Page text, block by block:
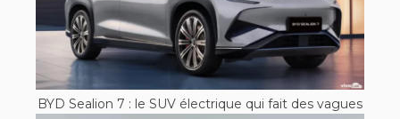
BYD Sealion 7 : le SUV électrique qui fait des vagues